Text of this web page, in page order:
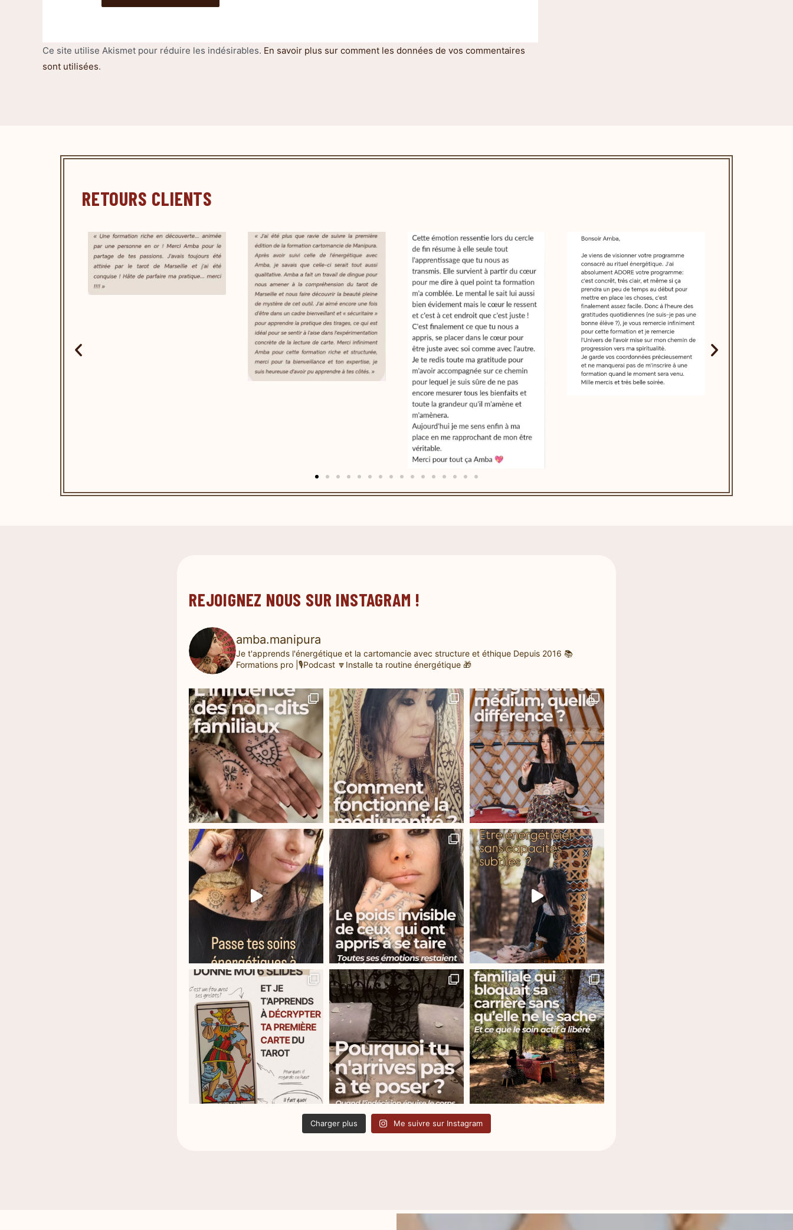
Ce site utilise Akismet pour réduire les indésirables. En savoir plus sur comment les données de vos commentaires
sont utilisées.
RETOURS CLIENTS
REJOIGNEZ NOUS SUR INSTAGRAM !
amba.manipura
Je t'apprends l'énergétique et la cartomancie avec structure et éthique Depuis 2016 📚
Formations pro |🎙️Podcast 🔽Installe ta routine énergétique 🎁
Charger plus Me suivre sur Instagram